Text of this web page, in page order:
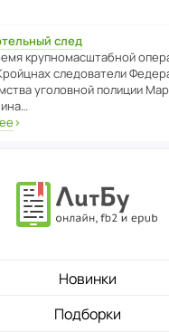
след
круп­но­мас­ш­та­бной
следо­ва­тели
уголо­вной полиции
›
Новинки
Подборки